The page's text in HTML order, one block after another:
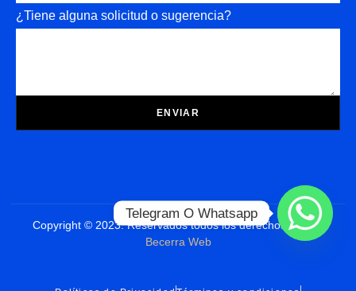
¿Tiene alguna solicitud o sugerencia?
ENVIAR
Copyright © 2023. Reservados todos los derechos Diseño
Becerra Web
Telegram O Whatsapp